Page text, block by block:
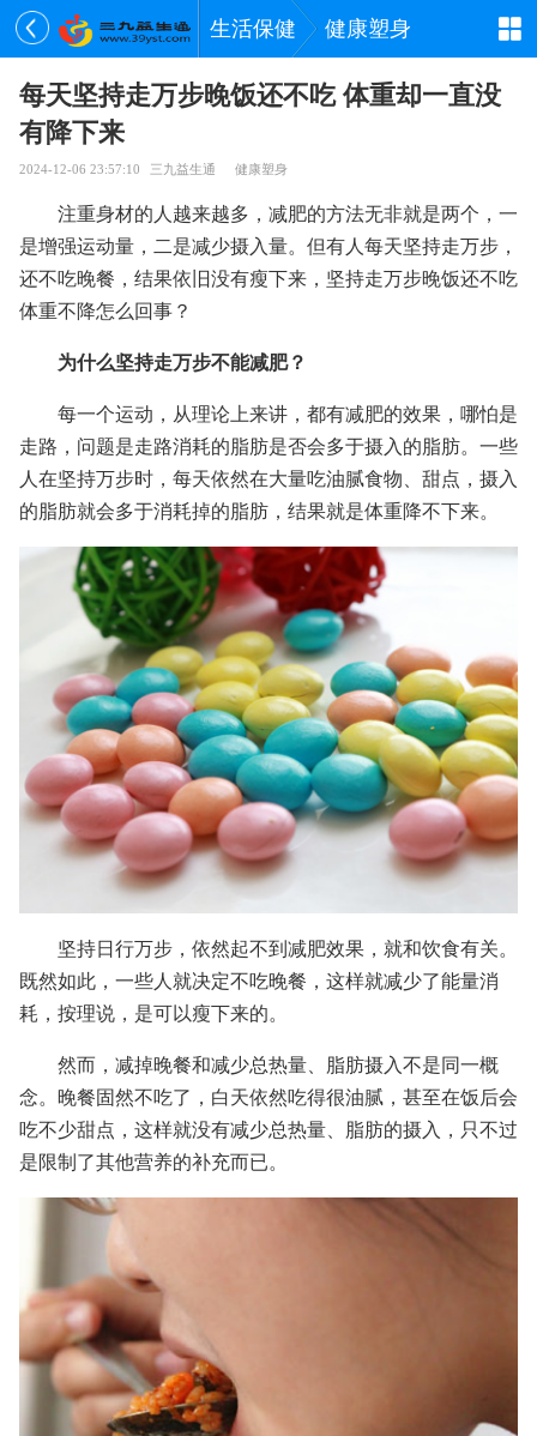
生活保健 健康塑身
每天坚持走万步晚饭还不吃 体重却一直没
有降下来
2024-12-06 23:57:10 三九益生通 健康塑身
注重身材的人越来越多，减肥的方法无非就是两个，一
是增强运动量，二是减少摄入量。但有人每天坚持走万步，
还不吃晚餐，结果依旧没有瘦下来，坚持走万步晚饭还不吃
体重不降怎么回事？
为什么坚持走万步不能减肥？
每一个运动，从理论上来讲，都有减肥的效果，哪怕是
走路，问题是走路消耗的脂肪是否会多于摄入的脂肪。一些
人在坚持万步时，每天依然在大量吃油腻食物、甜点，摄入
的脂肪就会多于消耗掉的脂肪，结果就是体重降不下来。
坚持日行万步，依然起不到减肥效果，就和饮食有关。
既然如此，一些人就决定不吃晚餐，这样就减少了能量消
耗，按理说，是可以瘦下来的。
然而，减掉晚餐和减少总热量、脂肪摄入不是同一概
念。晚餐固然不吃了，白天依然吃得很油腻，甚至在饭后会
吃不少甜点，这样就没有减少总热量、脂肪的摄入，只不过
是限制了其他营养的补充而已。